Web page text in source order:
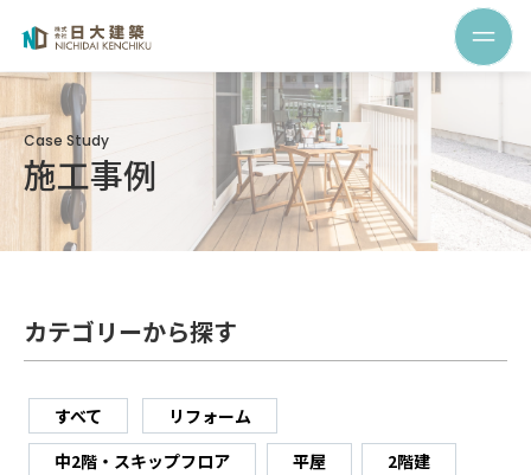
Case Study
施工事例
カテゴリーから探す
すべて
リフォーム
中2階・スキップフロア
平屋
2階建